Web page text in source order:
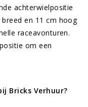
achterwielpositie
en 11 cm hoog
raceavonturen.
om een
Bricks Verhuur?